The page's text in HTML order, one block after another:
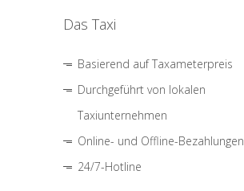
Das Taxi
Basierend auf Taxameterpreis
Durchgeführt von lokalen
Taxiunternehmen
Online- und Offline-Bezahlungen
24/7-Hotline